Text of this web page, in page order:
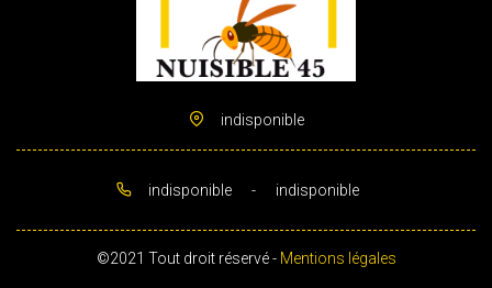
indisponible
indisponible - indisponible
©2021 Tout droit réservé - Mentions légales